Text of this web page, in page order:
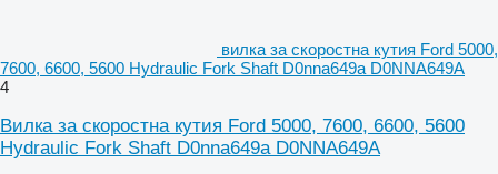
вилка за скоростна кутия Ford 5000,
7600, 6600, 5600 Hydraulic Fork Shaft D0nna649a D0NNA649A
4
Вилка за скоростна кутия Ford 5000, 7600, 6600, 5600
Hydraulic Fork Shaft D0nna649a D0NNA649A